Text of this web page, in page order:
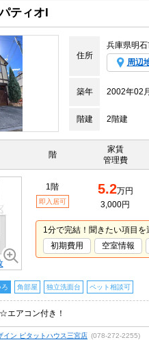
ティオI
住所
兵庫県明石
周辺
築年 2002年02
階建 2階建
階
家賃
管理費
1階
即入居可
5.2万円
3,000円
1分で完結！聞きたい項目を
初期費用
空室情報
角部屋 独立洗面台 ペット相談可
エアコン付き！
イン ピタットハウス三宮店 (078-272-2255)